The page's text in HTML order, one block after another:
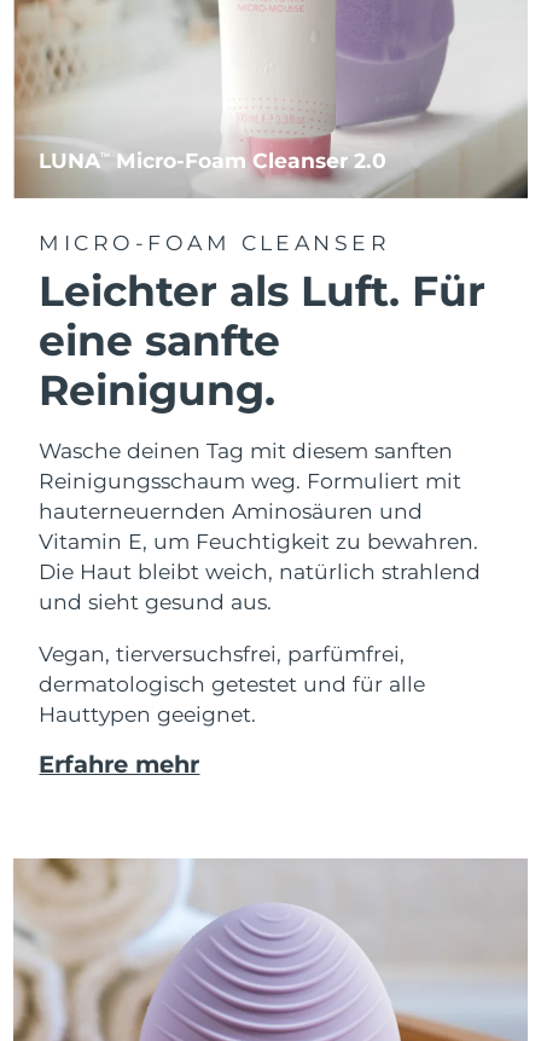
LUNATM Micro-Foam Cleanser 2.0
MICRO-FOAM CLEANSER
Leichter als Luft. Für
eine sanfte
Reinigung.
Wasche deinen Tag mit diesem sanften
Reinigungsschaum weg. Formuliert mit
hauterneuernden Aminosäuren und
Vitamin E, um Feuchtigkeit zu bewahren.
Die Haut bleibt weich, natürlich strahlend
und sieht gesund aus.
Vegan, tierversuchsfrei, parfümfrei,
dermatologisch getestet und für alle
Hauttypen geeignet.
Erfahre mehr